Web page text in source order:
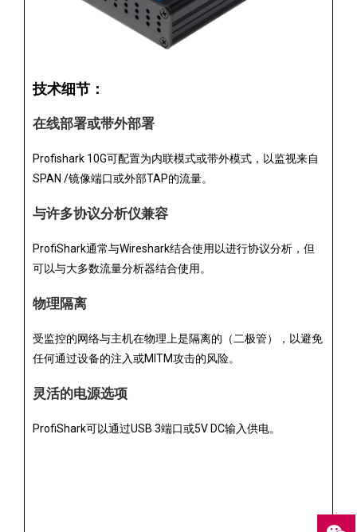
技术细节：
在线部署或带外部署
Profishark 10G可配置为内联模式或带外模式，以监视来自
SPAN /镜像端口或外部TAP的流量。
与许多协议分析仪兼容
ProfiShark通常与Wireshark结合使用以进行协议分析，但
可以与大多数流量分析器结合使用。
物理隔离
受监控的网络与主机在物理上是隔离的（二极管），以避免
任何通过设备的注入或MITM攻击的风险。
灵活的电源选项
ProfiShark可以通过USB 3端口或5V DC输入供电。